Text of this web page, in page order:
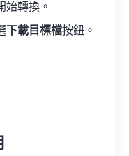
始轉換。
下載目標檔按鈕。